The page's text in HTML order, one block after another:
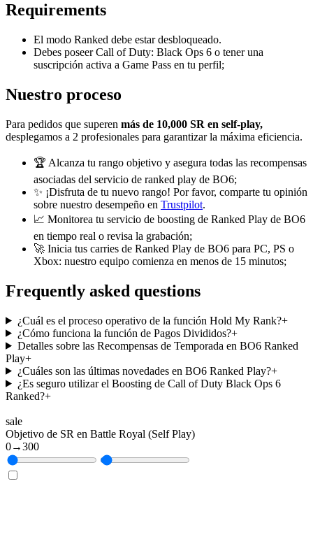
Requirements
El modo Ranked debe estar desbloqueado.
Debes poseer Call of Duty: Black Ops 6 o tener una
suscripción activa a Game Pass en tu perfil;
Nuestro proceso
Para pedidos que superen más de 10,000 SR en self-play,
desplegamos a 2 profesionales para garantizar la máxima eficiencia.
🏆 Alcanza tu rango objetivo y asegura todas las recompensas
asociadas del servicio de ranked play de BO6;
✨ ¡Disfruta de tu nuevo rango! Por favor, comparte tu opinión
sobre nuestro desempeño en Trustpilot.
📈 Monitorea tu servicio de boosting de Ranked Play de BO6
en tiempo real o revisa la grabación;
🚀 Inicia tus carries de Ranked Play de BO6 para PC, PS o
Xbox: nuestro equipo comienza en menos de 15 minutos;
Frequently asked questions
¿Cuál es el proceso operativo de la función Hold My Rank?+
¿Cómo funciona la función de Pagos Divididos?+
Detalles sobre las Recompensas de Temporada en BO6 Ranked
Play+
¿Cuáles son las últimas novedades en BO6 Ranked Play?+
¿Es seguro utilizar el Boosting de Call of Duty Black Ops 6
Ranked?+
sale
Objetivo de SR en Battle Royal (Self Play)
0→300